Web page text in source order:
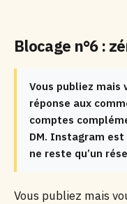
Blocage n°6 :
Vous publiez mais
réponse aux
comptes
DM. Instagram
ne reste qu’un
Vous publiez mais